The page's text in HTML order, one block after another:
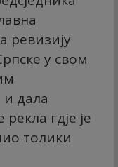
ревизију
у свом
дала
гдје је
толики